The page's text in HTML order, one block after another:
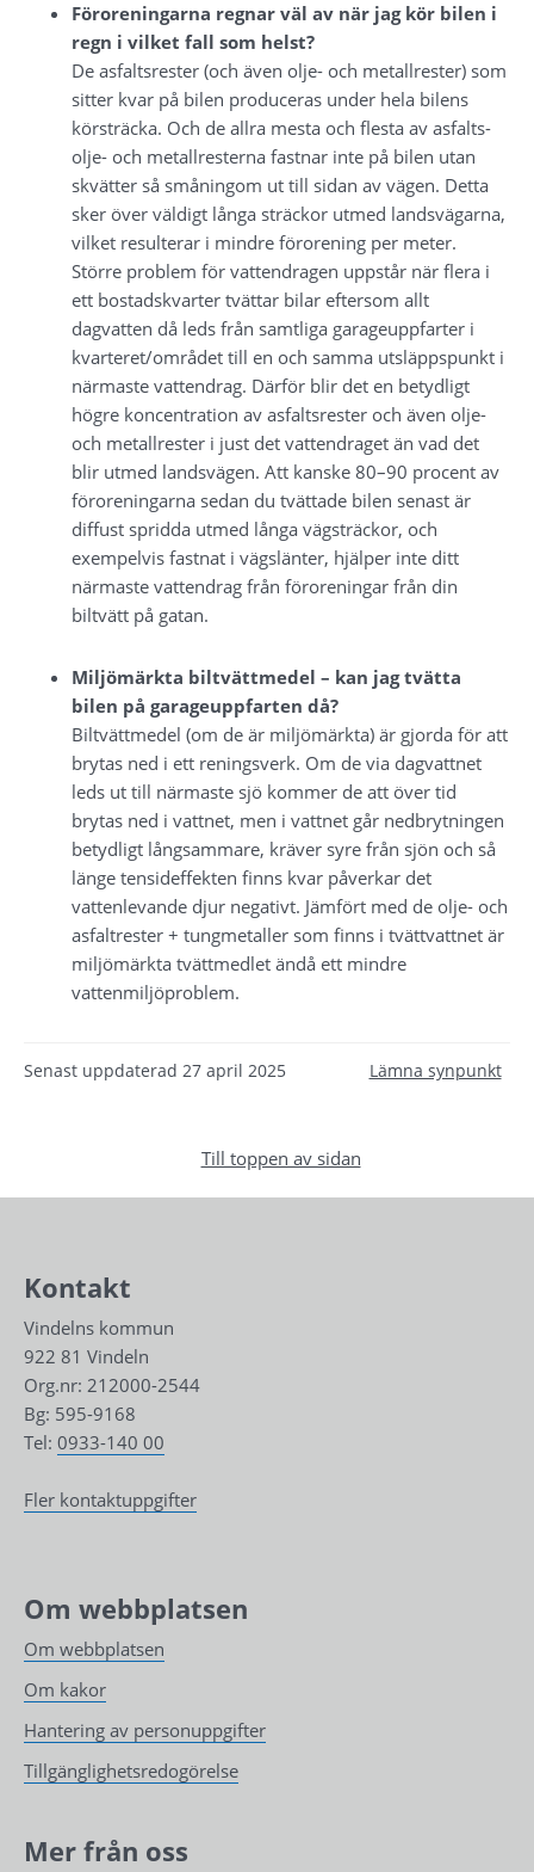
Föroreningarna regnar väl av när jag kör bilen i
regn i vilket fall som helst?
De asfaltsrester (och även olje- och metallrester) som
sitter kvar på bilen produceras under hela bilens
körsträcka. Och de allra mesta och flesta av asfalts-
olje- och metallresterna fastnar inte på bilen utan
skvätter så småningom ut till sidan av vägen. Detta
sker över väldigt långa sträckor utmed landsvägarna,
vilket resulterar i mindre förorening per meter.
Större problem för vattendragen uppstår när flera i
ett bostadskvarter tvättar bilar eftersom allt
dagvatten då leds från samtliga garageuppfarter i
kvarteret/området till en och samma utsläppspunkt i
närmaste vattendrag. Därför blir det en betydligt
högre koncentration av asfaltsrester och även olje-
och metallrester i just det vattendraget än vad det
blir utmed landsvägen. Att kanske 80–90 procent av
föroreningarna sedan du tvättade bilen senast är
diffust spridda utmed långa vägsträckor, och
exempelvis fastnat i vägslänter, hjälper inte ditt
närmaste vattendrag från föroreningar från din
biltvätt på gatan.
Miljömärkta biltvättmedel – kan jag tvätta
bilen på garageuppfarten då?
Biltvättmedel (om de är miljömärkta) är gjorda för att
brytas ned i ett reningsverk. Om de via dagvattnet
leds ut till närmaste sjö kommer de att över tid
brytas ned i vattnet, men i vattnet går nedbrytningen
betydligt långsammare, kräver syre från sjön och så
länge tensideffekten finns kvar påverkar det
vattenlevande djur negativt. Jämfört med de olje- och
asfaltrester + tungmetaller som finns i tvättvattnet är
miljömärkta tvättmedlet ändå ett mindre
vattenmiljöproblem.
Senast uppdaterad 27 april 2025 Lämna synpunkt
Till toppen av sidan
Kontakt
Vindelns kommun
922 81 Vindeln
Org.nr: 212000-2544
Bg: 595-9168
Tel: 0933-140 00
Fler kontaktuppgifter
Om webbplatsen
Om webbplatsen
Om kakor
Hantering av personuppgifter
Tillgänglighetsredogörelse
Mer från oss